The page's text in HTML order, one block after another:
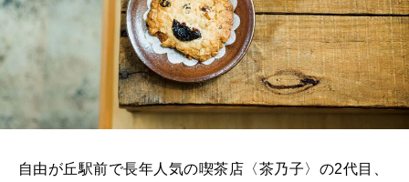
自由が丘駅前で長年人気の喫茶店〈茶乃子〉の2代目、